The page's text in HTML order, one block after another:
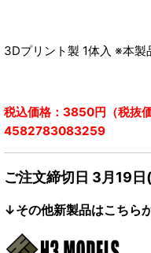
3Dプリント製 1体入 ※本製
税込価格：3850円（税抜
4582783083259
ご注文締切日 3月19
↓その他新製品はこちら